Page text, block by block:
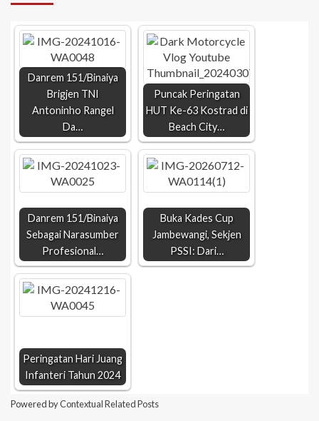
Danrem 151/Binaiya
Brigjen TNI
Antoninho Rangel
Da…
Puncak Peringatan
HUT Ke-63 Kostrad di
Beach City…
Danrem 151/Binaiya
Sebagai Narasumber
Profesional…
Buka Kades Cup
Jambewangi, Sekjen
PSSI: Dari…
Peringatan Hari Juang
Infanteri Tahun 2024
Powered byContextual Related Posts